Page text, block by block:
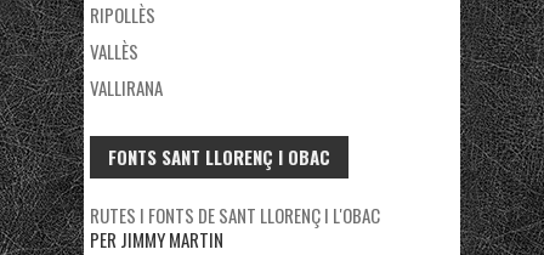
RIPOLLÈS
VALLÈS
VALLIRANA
FONTS SANT LLORENÇ I OBAC
RUTES I FONTS DE SANT LLORENÇ I L'OBAC
PER JIMMY MARTIN